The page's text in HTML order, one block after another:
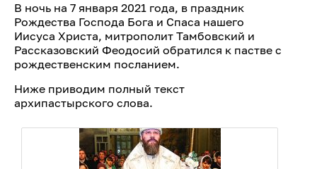
В ночь на 7 января 2021 года, в праздник
Рождества Господа Бога и Спаса нашего
Иисуса Христа, митрополит Тамбовский и
Рассказовский Феодосий обратился к пастве с
рождественским посланием.
Ниже приводим полный текст
архипастырского слова.